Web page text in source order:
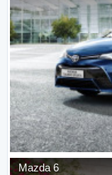
Mazda 6